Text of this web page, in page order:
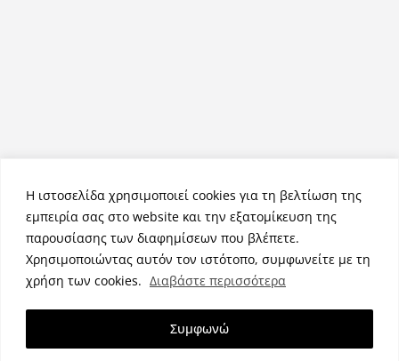
Η ιστοσελίδα χρησιμοποιεί cookies για τη βελτίωση της
εμπειρία σας στο website και την εξατομίκευση της
παρουσίασης των διαφημίσεων που βλέπετε.
Χρησιμοποιώντας αυτόν τον ιστότοπο, συμφωνείτε με τη
χρήση των cookies. Διαβάστε περισσότερα
Συμφωνώ
Πνευματικά Δικαιώματα © 2026NemeaPress. Τα πνευματικά
δικαιώματα προστατεύονται.
Θέμα:ColorMagαπό ThemeGrill. Κατασκευασμένο με
WordPress